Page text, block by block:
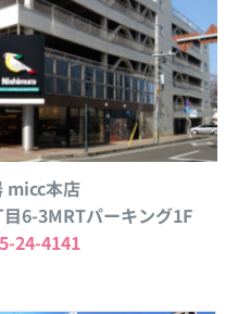
micc本店
6-3MRTパーキング1F
24-4141